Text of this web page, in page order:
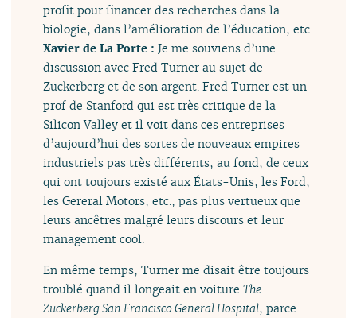
profit pour financer des recherches dans la
biologie, dans l’amélioration de l’éducation, etc.
Xavier de La Porte :Je me souviens d’une
discussion avec Fred Turner au sujet de
Zuckerberg et de son argent. Fred Turner est un
prof de Stanford qui est très critique de la
Silicon Valley et il voit dans ces entreprises
d’aujourd’hui des sortes de nouveaux empires
industriels pas très différents, au fond, de ceux
qui ont toujours existé aux États-Unis, les Ford,
les Gereral Motors, etc., pas plus vertueux que
leurs ancêtres malgré leurs discours et leur
management cool.
En même temps, Turner me disait être toujours
troublé quand il longeait en voitureThe
Zuckerberg San Francisco General Hospital, parce